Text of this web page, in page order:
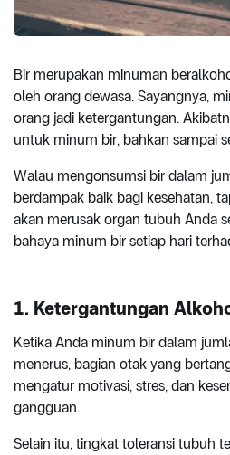
Bir merupakan minuman
oleh orang dewasa. Sayangnya,
orang jadi ketergantungan.
untuk minum bir, bahkan sampai
Walau mengonsumsi bir dalam
berdampak baik bagi kesehatan,
akan merusak organ tubuh Anda
bahaya minum bir setiap hari
1. Ketergantungan
Ketika Anda minum bir dalam
menerus, bagian otak yang
mengatur motivasi, stres, dan
gangguan.
Selain itu, tingkat toleransi tubuh